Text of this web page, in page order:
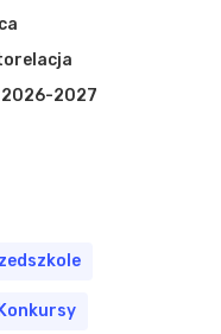
2026-2027
Konkursy